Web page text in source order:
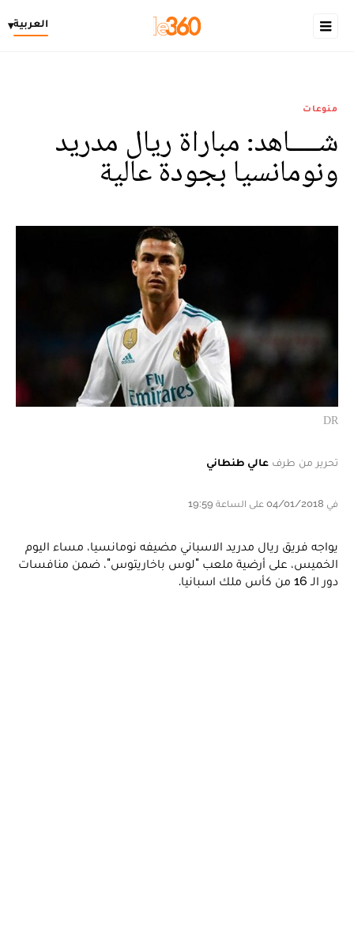
العربية▾
منوعات
شــــاهد: مباراة ريال مدريد
ونومانسيا بجودة عالية
DR
تحرير من طرف عالي طنطاني
في 04/01/2018 على الساعة 19:59
يواجه فريق ريال مدريد الاسباني مضيفه نومانسيا، مساء اليوم
الخميس، على أرضية ملعب "لوس باخاريتوس"، ضمن منافسات
دور الـ 16 من كأس ملك اسبانيا.